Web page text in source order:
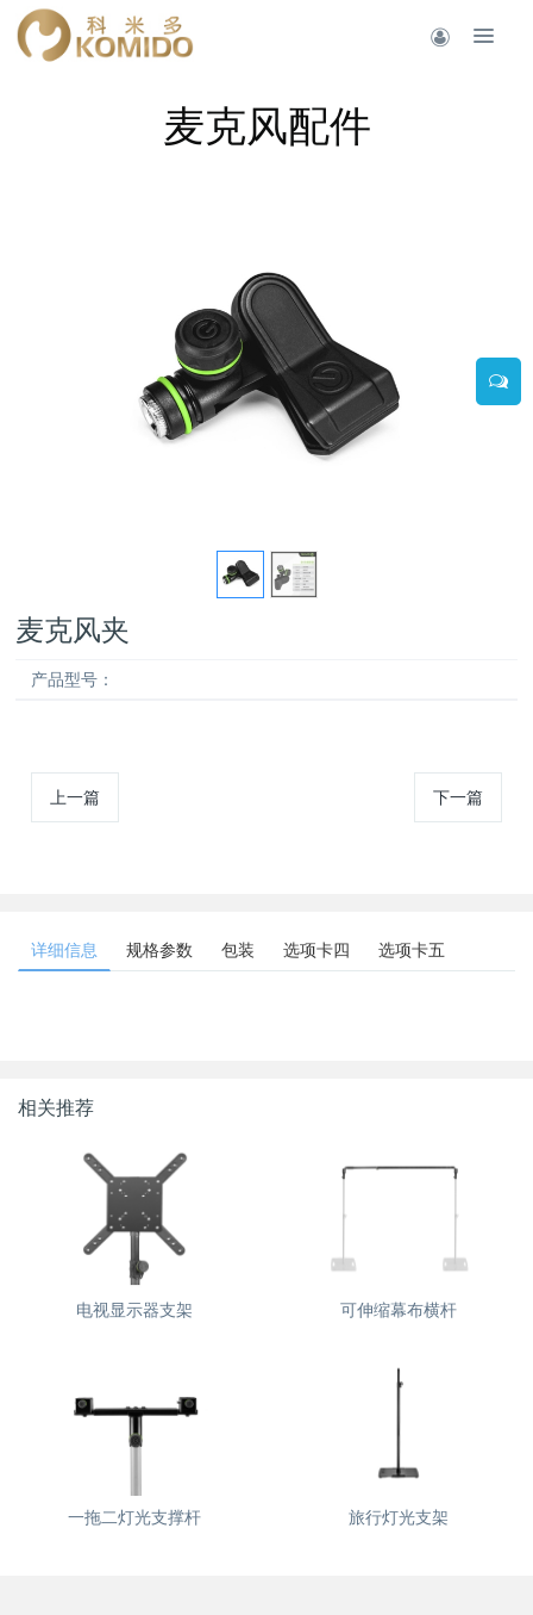
麦克风配件
麦克风夹
产品型号：
上一篇 下一篇
详细信息 规格参数 包装 选项卡四 选项卡五
相关推荐
电视显示器支架 可伸缩幕布横杆
一拖二灯光支撑杆 旅行灯光支架